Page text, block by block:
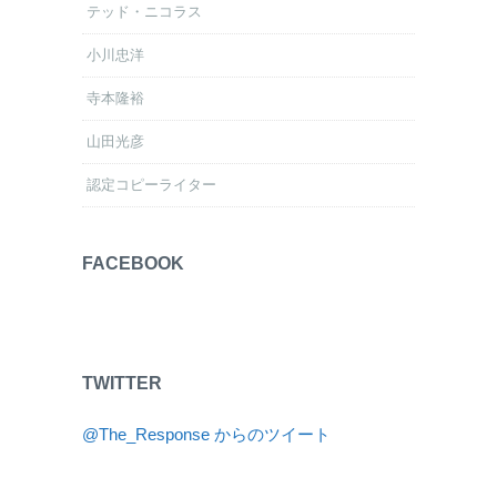
テッド・ニコラス
小川忠洋
寺本隆裕
山田光彦
認定コピーライター
FACEBOOK
TWITTER
@The_Response からのツイート